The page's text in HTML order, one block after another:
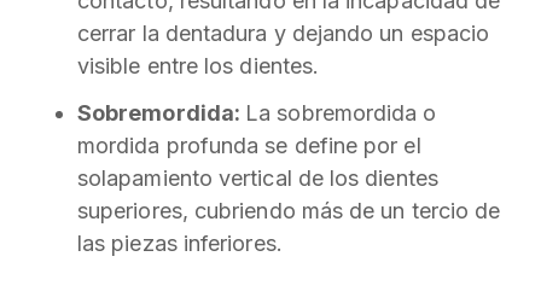
cerrar la dentadura y dejando un espacio
visible entre los dientes.
Sobremordida: La sobremordida o
mordida profunda se define por el
solapamiento vertical de los dientes
superiores, cubriendo más de un tercio de
las piezas inferiores.